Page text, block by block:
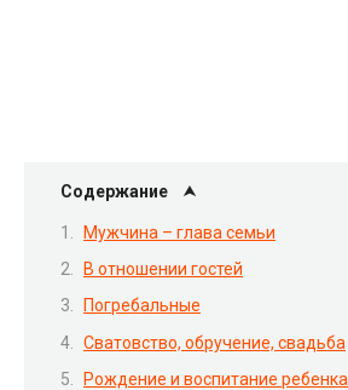
Содержание
Мужчина – глава семьи
В отношении гостей
Погребальные
Сватовство, обручение, свадьба
Рождение и воспитание ребенка